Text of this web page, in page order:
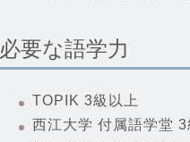
必要な語学力
TOPIK 3級以上
西江大学 付属語学堂 3